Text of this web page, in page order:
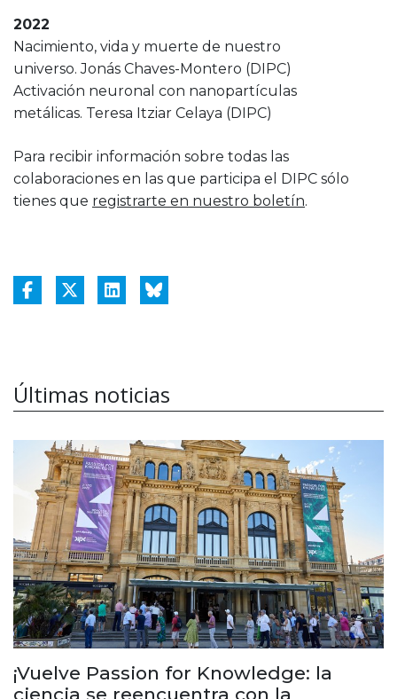
2022
Nacimiento, vida y muerte de nuestro
universo. Jonás Chaves-Montero (DIPC)
Activación neuronal con nanopartículas
metálicas. Teresa Itziar Celaya (DIPC)
Para recibir información sobre todas las
colaboraciones en las que participa el DIPC sólo
tienes que registrarte en nuestro boletín.
Últimas noticias
¡Vuelve Passion for Knowledge: la
ciencia se reencuentra con la